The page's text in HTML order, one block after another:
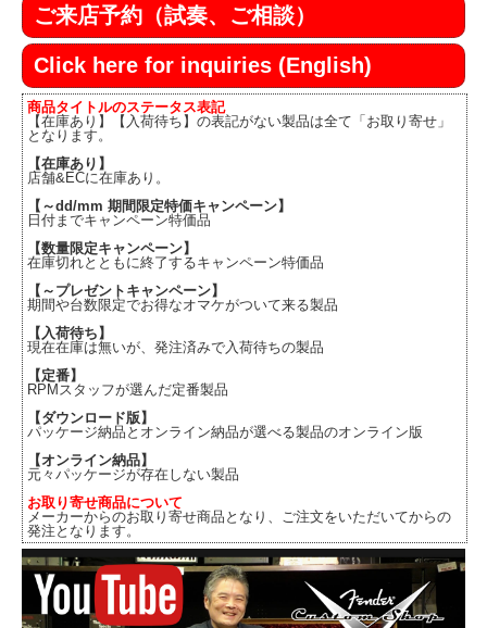
ご来店予約（試奏、ご相談）
Click here for inquiries (English)
商品タイトルのステータス表記
【在庫あり】【入荷待ち】の表記がない製品は全て「お取り寄せ」
となります。
【在庫あり】
店舗&ECに在庫あり。
【～dd/mm 期間限定特価キャンペーン】
日付までキャンペーン特価品
【数量限定キャンペーン】
在庫切れとともに終了するキャンペーン特価品
【～プレゼントキャンペーン】
期間や台数限定でお得なオマケがついて来る製品
【入荷待ち】
現在在庫は無いが、発注済みで入荷待ちの製品
【定番】
RPMスタッフが選んだ定番製品
【ダウンロード版】
パッケージ納品とオンライン納品が選べる製品のオンライン版
【オンライン納品】
元々パッケージが存在しない製品
お取り寄せ商品について
メーカーからのお取り寄せ商品となり、ご注文をいただいてからの
発注となります。